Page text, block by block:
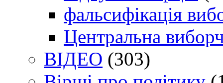
фальсифікація
Центральна
ВІДЕО (303)